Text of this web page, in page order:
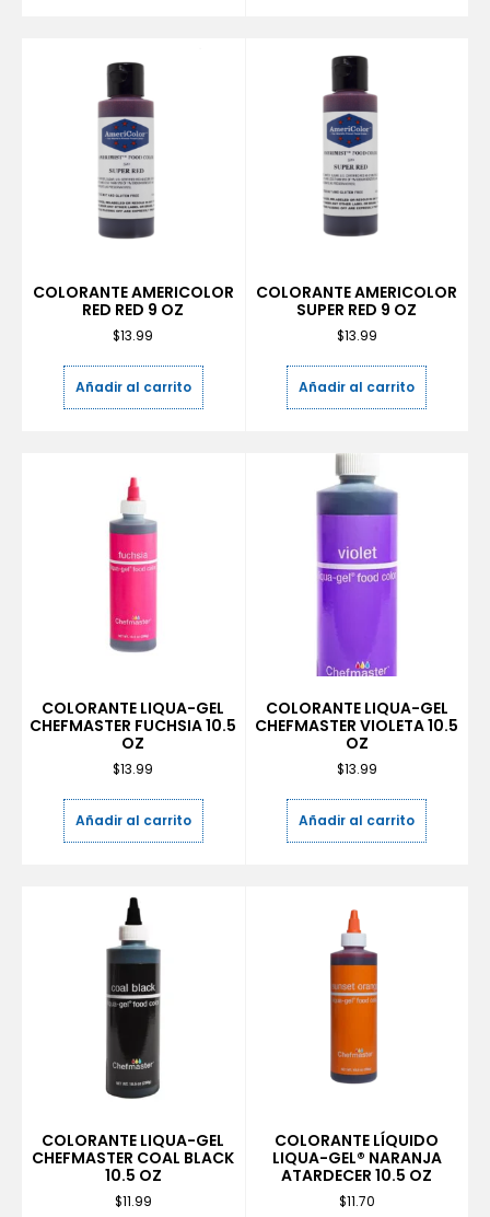
COLORANTE AMERICOLOR
RED RED 9 OZ
$13.99
Añadir al carrito
COLORANTE AMERICOLOR
SUPER RED 9 OZ
$13.99
Añadir al carrito
COLORANTE LIQUA-GEL
CHEFMASTER FUCHSIA 10.5
OZ
$13.99
Añadir al carrito
COLORANTE LIQUA-GEL
CHEFMASTER VIOLETA 10.5
OZ
$13.99
Añadir al carrito
COLORANTE LIQUA-GEL
CHEFMASTER COAL BLACK
10.5 OZ
$11.99
COLORANTE LÍQUIDO
LIQUA-GEL® NARANJA
ATARDECER 10.5 OZ
$11.70